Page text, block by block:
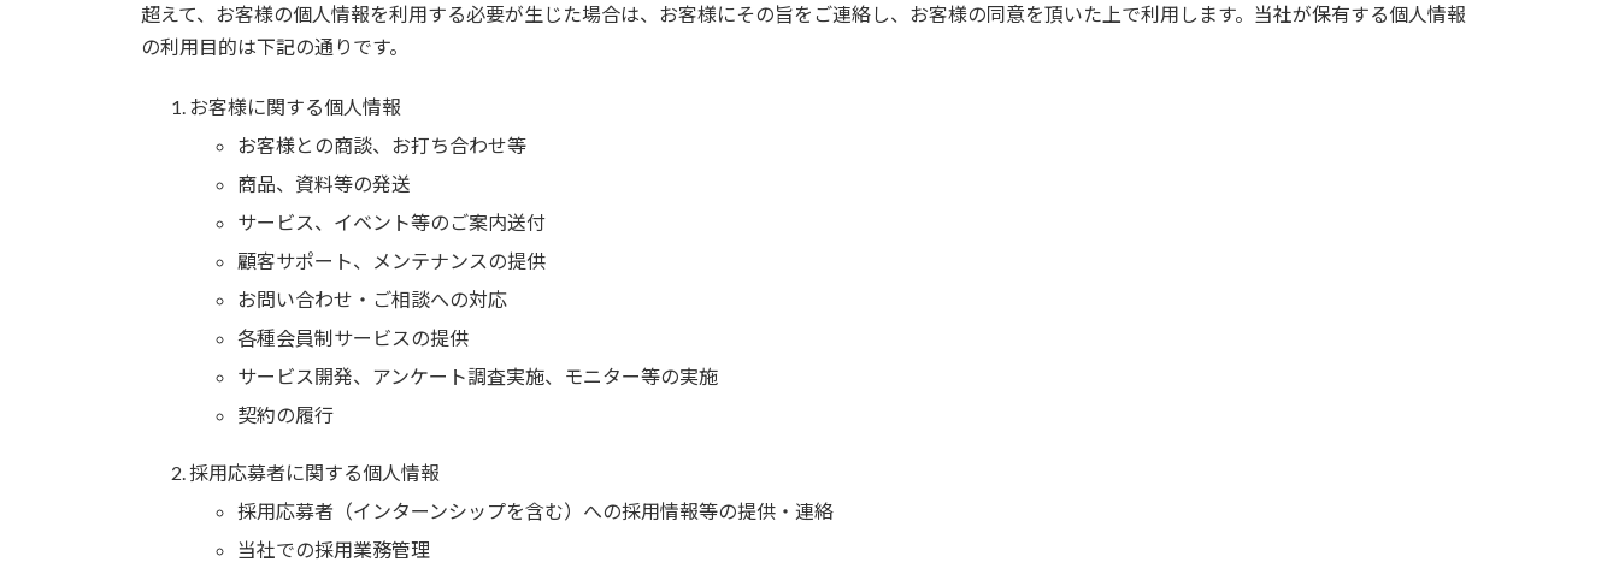
超えて、お客様の個人情報を利用する必要が生じた場合は、お客様にその旨をご連絡し、お客様の同意を頂いた上で利用します。当社が保有する個人情報
の利用目的は下記の通りです。
お客様に関する個人情報
お客様との商談、お打ち合わせ等
商品、資料等の発送
サービス、イベント等のご案内送付
顧客サポート、メンテナンスの提供
お問い合わせ・ご相談への対応
各種会員制サービスの提供
サービス開発、アンケート調査実施、モニター等の実施
契約の履行
採用応募者に関する個人情報
採用応募者（インターンシップを含む）への採用情報等の提供・連絡
当社での採用業務管理